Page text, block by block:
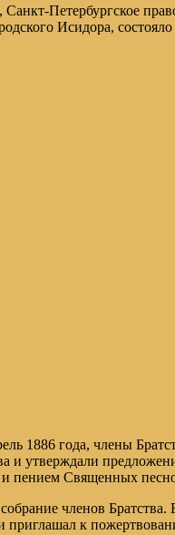
Петербургское
Исидора, состояло
1886 года, члены
и утверждали
пением Священных
членов
приглашал к